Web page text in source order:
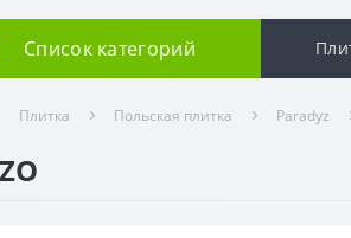
Список категорий
Плитка Польская плитка Paradyz